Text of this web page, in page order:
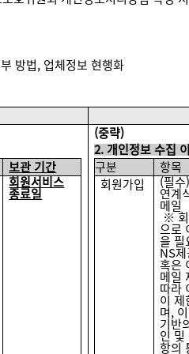
방법, 업체정보 현행화
보관 기간
회원서비스
종료일
(중략)
2.개인정보 수집
구분
항목
회원가입
(필
연계
메일
※
으로
을 필
NS
혹은
메일
따라
이 제
며,
기반
인 및
항의